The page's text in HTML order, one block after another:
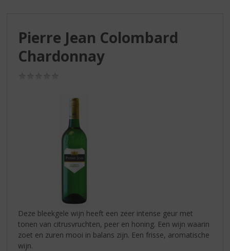
Pierre Jean Colombard
Chardonnay
Deze bleekgele wijn heeft een zeer intense geur met
tonen van citrusvruchten, peer en honing. Een wijn waarin
zoet en zuren mooi in balans zijn. Een frisse, aromatische
wijn.